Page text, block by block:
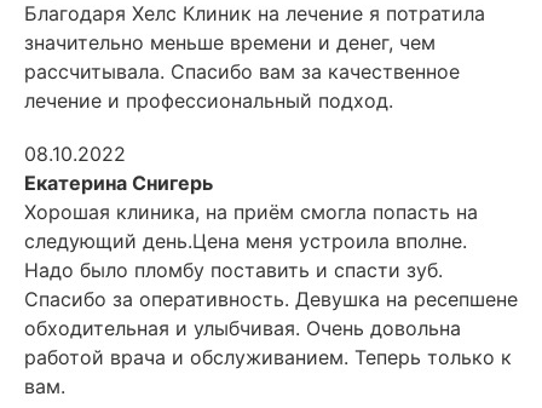
Благодаря Хелс Клиник на лечение я потратила
значительно меньше времени и денег, чем
рассчитывала. Спасибо вам за качественное
лечение и профессиональный подход.
08.10.2022
Екатерина Снигерь
Хорошая клиника, на приём смогла попасть на
следующий день.Цена меня устроила вполне.
Надо было пломбу поставить и спасти зуб.
Спасибо за оперативность. Девушка на ресепшене
обходительная и улыбчивая. Очень довольна
работой врача и обслуживанием. Теперь только к
вам.